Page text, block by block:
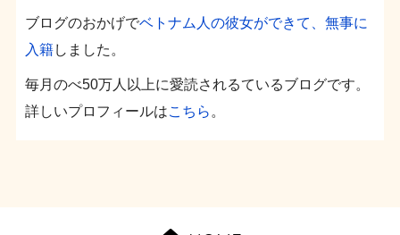
ブログのおかげでベトナム人の彼女ができて、無事に
入籍しました。
毎月のべ50万人以上に愛読されるているブログです。
詳しいプロフィールは こちら